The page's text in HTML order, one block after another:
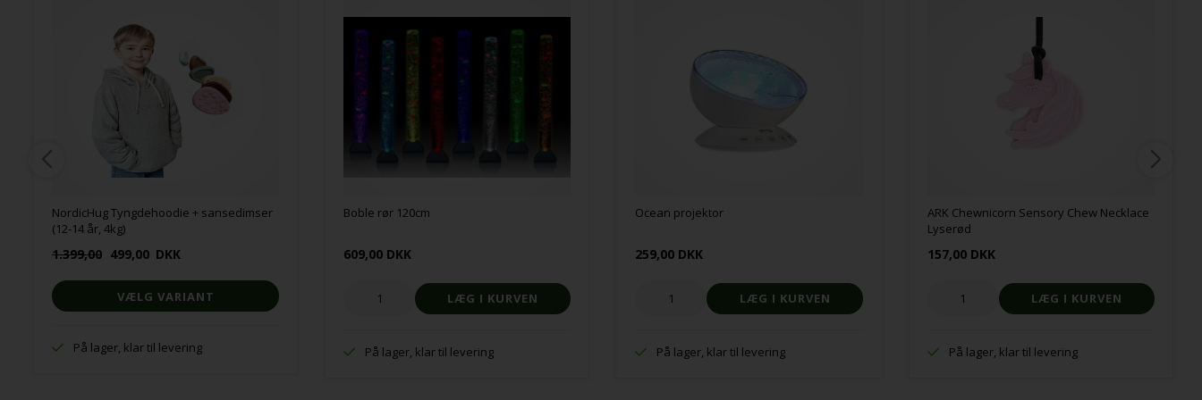
NordicHug Tyngdehoodie + sansedimser
(12-14 år, 4kg)
1.399,00 499,00 DKK
VÆLG VARIANT
På lager, klar til levering
Boble rør 120cm
609,00 DKK
På lager, klar til levering
Ocean projektor
259,00 DKK
På lager, klar til levering
ARK Chewnicorn Sensory Chew Necklace
Lyserød
157,00 DKK
På lager, klar til levering